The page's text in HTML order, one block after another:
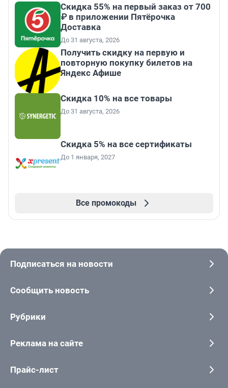
Скидка 55% на первый заказ от 700
₽ в приложении Пятёрочка
Доставка
До 31 августа, 2026
Получить скидку на первую и
повторную покупку билетов на
Яндекс Афише
Скидка 10% на все товары
До 31 августа, 2026
Скидка 5% на все сертификаты
До 1 января, 2027
Все промокоды
Подписаться на новости
Сообщить новость
Рубрики
Реклама на сайте
Прайс-лист